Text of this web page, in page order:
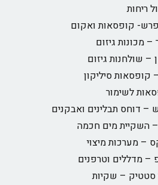
ריחות
קופסאות ואקום
מכונות גיזום
– שולחנות גיזום
קופסאות סיליקון
לשימור
– דוחס תבלינים ואבקנים
השקיית מים חכמה
– מערכות מיצוי
– מדללים וטרפנים
סטטיק – שקיות